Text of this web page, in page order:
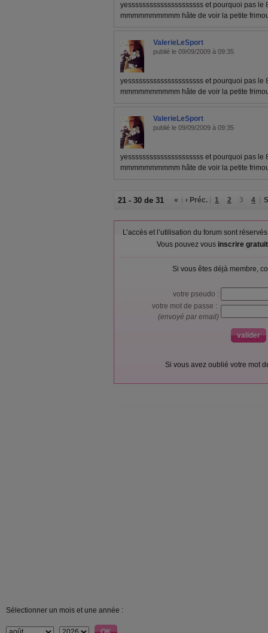
yesssssssssssssssssssss et pourquoi pas le
mmmmmmmmmm hâte de voir la petite
ValerieLeSport
publié le 09/09/2009 à 09:35
yesssssssssssssssssssss et pourquoi pas le
mmmmmmmmmm hâte de voir la petite
ValerieLeSport
publié le 09/09/2009 à 09:35
yesssssssssssssssssssss et pourquoi pas le
mmmmmmmmmm hâte de voir la petite
21 - 30 de 31 « ‹ Préc. 1 2 3 4
L’accès et l’utilisation du forum sont
Vous pouvez vous inscrire
Si vous êtes déjà membre,
votre pseudo :
votre mot de passe :
(envoyé par email)
Si vous avez oublié votre mot
Sélectionner un mois et une année :